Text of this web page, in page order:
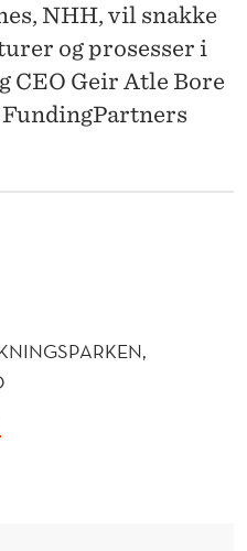
NHH, vil snakke
og prosesser i
CEO Geir Atle Bore